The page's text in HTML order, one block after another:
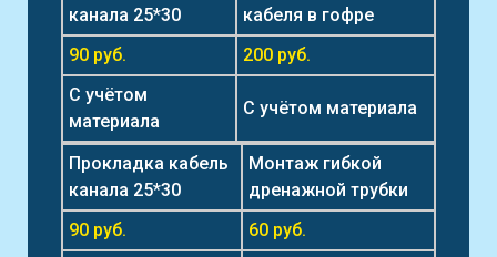
канала 25*30
кабеля в гофре
90 руб.
200 руб.
С учётом
материала
С учётом материала
Прокладка кабель
канала 25*30
Монтаж гибкой
дренажной трубки
90 руб.
60 руб.